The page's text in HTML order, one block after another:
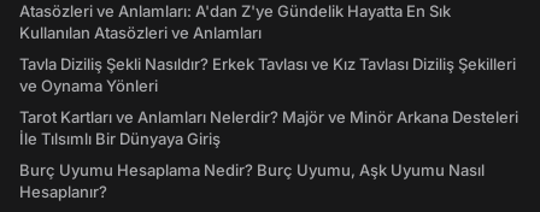
Atasözleri ve Anlamları: A'dan Z'ye Gündelik Hayatta En Sık
Kullanılan Atasözleri ve Anlamları
Tavla Diziliş Şekli Nasıldır? Erkek Tavlası ve Kız Tavlası Diziliş Şekilleri
ve Oynama Yönleri
Tarot Kartları ve Anlamları Nelerdir? Majör ve Minör Arkana Desteleri
İle Tılsımlı Bir Dünyaya Giriş
Burç Uyumu Hesaplama Nedir? Burç Uyumu, Aşk Uyumu Nasıl
Hesaplanır?